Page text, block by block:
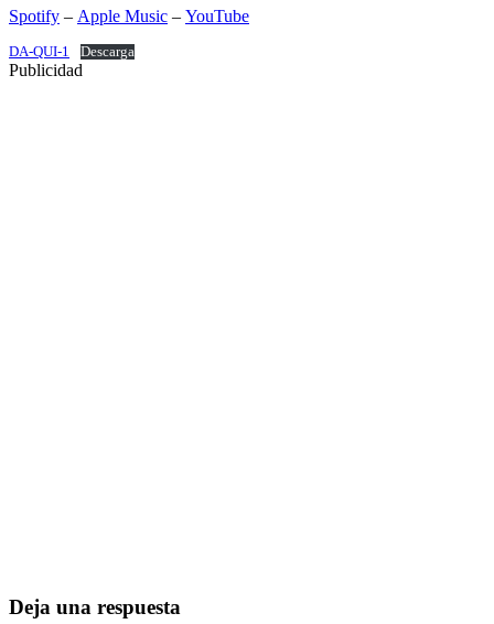
Spotify – Apple Music – YouTube
DA-QUI-1 Descarga
Publicidad
Deja una respuesta